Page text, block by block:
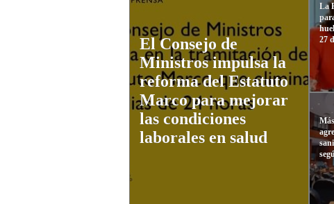
El Consejo de
Ministros impulsa la
reforma del Estatuto
Marco para mejorar
las condiciones
laborales en salud
La
27